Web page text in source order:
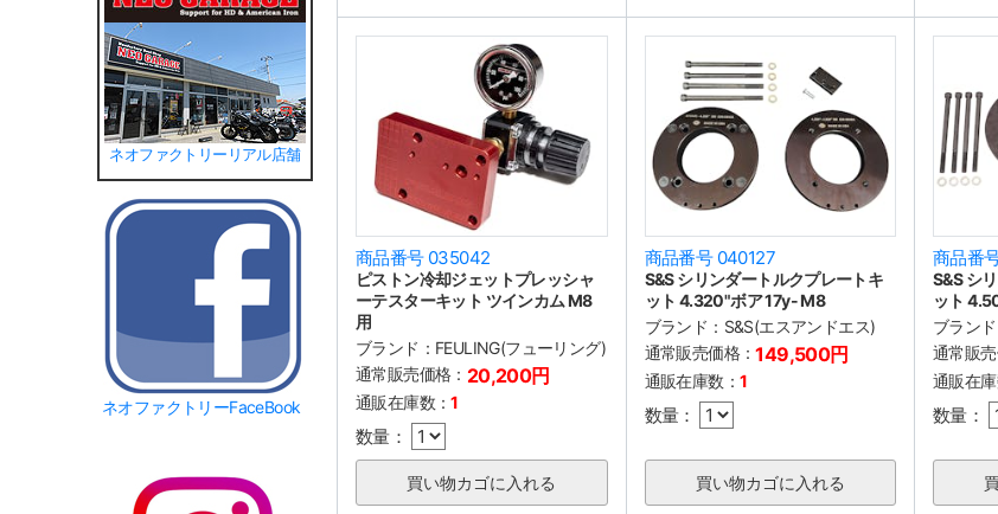
ネオファクトリーリアル店舗
ネオファクトリーFaceBook
商品番号 035042
ピストン冷却ジェットプレッシャ
ーテスターキット ツインカム M8
用
ブランド： FEULING(フューリング)
通常販売価格： 20,200円
通販在庫数：1
数量：
商品番号 040127
S&S シリンダートルクプレートキ
ット 4.320"ボア 17y- M8
ブランド： S&S(エスアンドエス)
通常販売価格：149,500円
通販在庫数： 1
数量：
商品番
S&S シ
ット
ブランド
通常販売
通販在
数量：